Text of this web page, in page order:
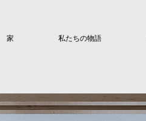
家 私たちの物語